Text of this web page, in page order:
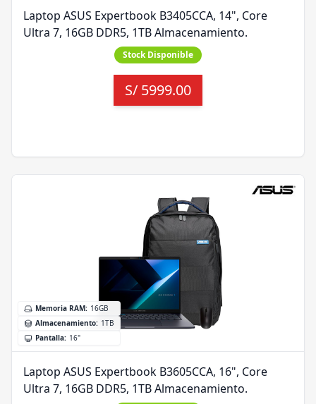
Laptop ASUS Expertbook B3405CCA, 14", Core
Ultra 7, 16GB DDR5, 1TB Almacenamiento.
Stock Disponible
S/ 5999.00
Memoria RAM: 16GB
Almacenamiento: 1TB
Pantalla: 16"
Laptop ASUS Expertbook B3605CCA, 16", Core
Ultra 7, 16GB DDR5, 1TB Almacenamiento.